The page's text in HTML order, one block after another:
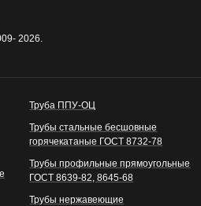
2026.
Труба ППУ-ОЦ
Трубы стальные бесшовные
горячекатаные ГОСТ 8732-78
Трубы профильные прямоугольные
ГОСТ 8639-82, 8645-68
Трубы нержавеющие